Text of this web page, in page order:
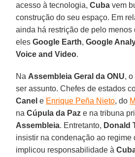
acesso à tecnologia,Cuba vem
construção do seu espaço. Em
ainda há restrição de pelo menos
elesGoogle Earth,Google
Voice and Video.
Na Assembleia Geral da ONU,
ser assunto. Chefes de estados
Canel e Enrique Peña Nieto, do
naCúpula da Paz e na tribuna
Assembleia. Entretanto, Donald
insistir na condenação ao regime
implicou responsabilidade à